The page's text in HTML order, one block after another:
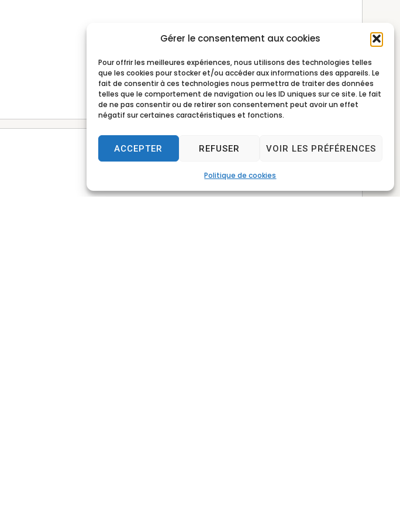
Gérer le consentement aux cookies
Pour offrir les meilleures expériences, nous utilisons des technologies telles
que les cookies pour stocker et/ou accéder aux informations des appareils. Le
fait de consentir à ces technologies nous permettra de traiter des données
telles que le comportement de navigation ou les ID uniques sur ce site. Le fait
de ne pas consentir ou de retirer son consentement peut avoir un effet
négatif sur certaines caractéristiques et fonctions.
ACCEPTER REFUSER VOIR LES PRÉFÉRENCES
Politique de cookies